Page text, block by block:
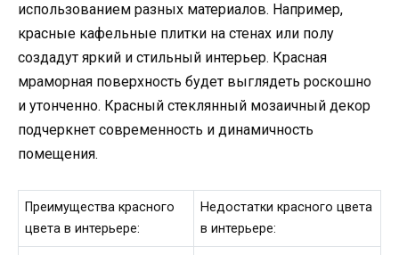
использованием разных материалов. Например,
красные кафельные плитки на стенах или полу
создадут яркий и стильный интерьер. Красная
мраморная поверхность будет выглядеть роскошно
и утонченно. Красный стеклянный мозаичный декор
подчеркнет современность и динамичность
помещения.
Преимущества красного
цвета в интерьере:
Недостатки красного цвета
в интерьере: